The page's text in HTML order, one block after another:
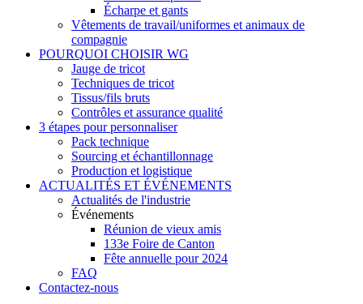
Écharpe et gants
Vêtements de travail/uniformes et animaux de
compagnie
POURQUOI CHOISIR WG
Jauge de tricot
Techniques de tricot
Tissus/fils bruts
Contrôles et assurance qualité
3 étapes pour personnaliser
Pack technique
Sourcing et échantillonnage
Production et logistique
ACTUALITÉS ET ÉVÉNEMENTS
Actualités de l'industrie
Événements
Réunion de vieux amis
133e Foire de Canton
Fête annuelle pour 2024
FAQ
Contactez-nous